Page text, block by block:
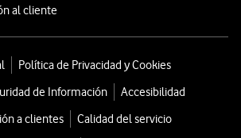
al cliente
Política de Privacidad y Cookies
de Información
Accesibilidad
a clientes
Calidad del servicio